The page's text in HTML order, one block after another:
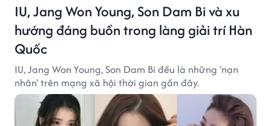
IU, Jang Won Young, Son Dam Bi và xu
hướng đáng buồn trong làng giải trí Hàn
Quốc
IU, Jang Won Young, Son Dam Bi đều là những 'nạn
nhân' trên mạng xã hội thời gian gần đây.